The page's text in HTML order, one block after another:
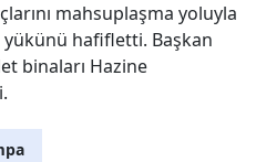
mahsuplaşma yoluyla
hafifletti. Başkan
binaları Hazine